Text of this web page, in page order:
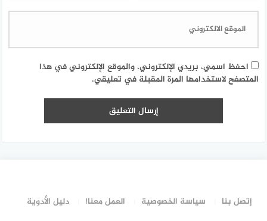
احفظ اسمي، بريدي الإلكتروني، والموقع الإلكتروني في هذا
المتصفح لاستخدامها المرة المقبلة في تعليقي.
إتصل بنا سياسة الخصوصية العمل معنا! دليل الأدوية